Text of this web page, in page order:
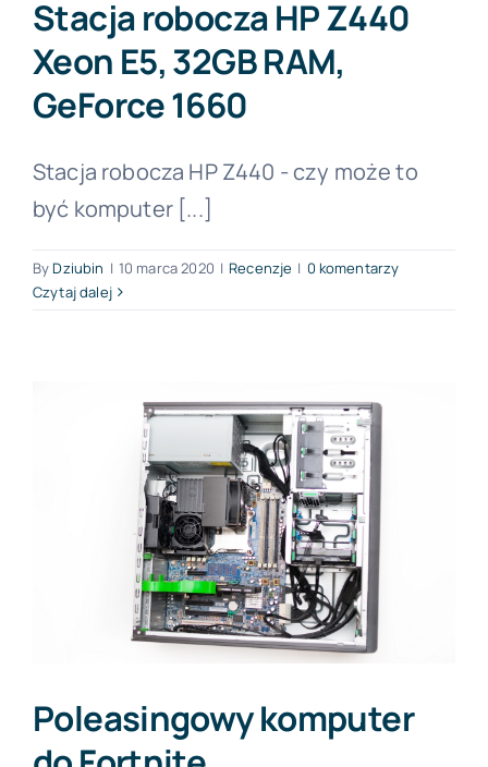
Forum PŚK
Kontakt
BEZPŁATNA KONSULTACJA
Stacja robocza HP Z440
Xeon E5, 32GB RAM,
GeForce 1660
Stacja robocza HP Z440 - czy może to
być komputer [...]
ByDziubin | 10 marca 2020 | Recenzje | 0 komentarzy
Czytaj dalej
Poleasingowy komputer